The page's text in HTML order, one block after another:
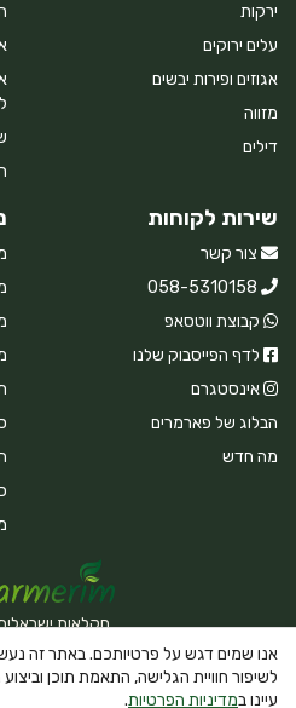
ירקות
עלים ירוקים
אגוזים ופירות יבשים
מזווה
דילים
שירות לקוחות
צור קשר
058-5310158
קבוצת ווטסאפ
לדף הפייסבוק שלנו
אינסטגרם
הבלוג של פארמרים
מה חדש
חקלאות
אנו שמים דגש על פרטיותכם. באתר זה
לשיפור חוויית הגלישה, התאמת תוכן
עיינו במדיניות הפרטיות.